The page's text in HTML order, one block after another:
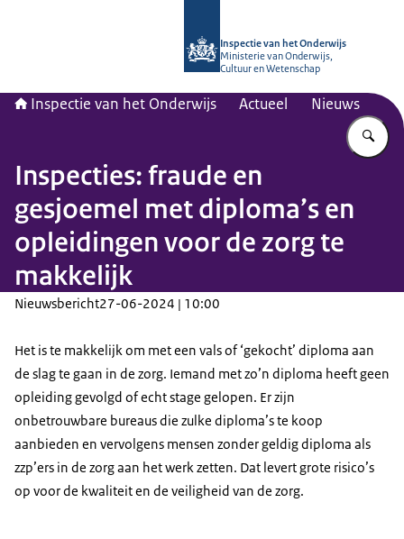
Inspectie van het Onderwijs
Ministerie van Onderwijs,
Cultuur en Wetenschap
Inspectie van het Onderwijs Actueel Nieuws
Inspecties: fraude en
gesjoemel met diploma’s en
opleidingen voor de zorg te
makkelijk
Nieuwsbericht27-06-2024 | 10:00
Het is te makkelijk om met een vals of ‘gekocht’ diploma aan
de slag te gaan in de zorg. Iemand met zo’n diploma heeft geen
opleiding gevolgd of echt stage gelopen. Er zijn
onbetrouwbare bureaus die zulke diploma’s te koop
aanbieden en vervolgens mensen zonder geldig diploma als
zzp’ers in de zorg aan het werk zetten. Dat levert grote risico’s
op voor de kwaliteit en de veiligheid van de zorg.